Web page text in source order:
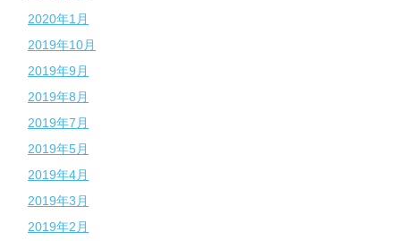
2020年1月
2019年10月
2019年9月
2019年8月
2019年7月
2019年5月
2019年4月
2019年3月
2019年2月